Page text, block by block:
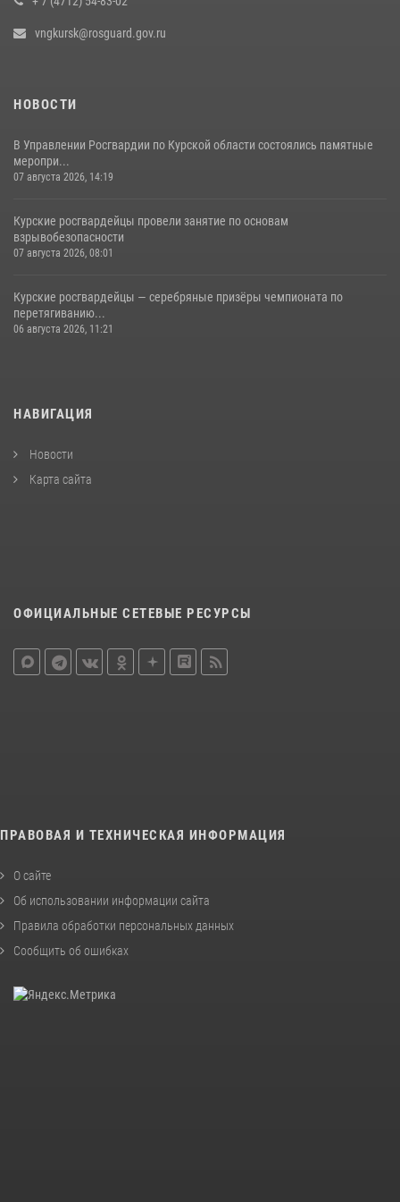
vngkursk@rosguard.gov.ru
НОВОСТИ
В Управлении Росгвардии по Курской области состоялись памятные
меропри...
07 августа 2026, 14:19
Курские росгвардейцы провели занятие по основам
взрывобезопасности
07 августа 2026, 08:01
Курские росгвардейцы — серебряные призёры чемпионата по
перетягиванию...
06 августа 2026, 11:21
НАВИГАЦИЯ
Новости
Карта сайта
ОФИЦИАЛЬНЫЕ СЕТЕВЫЕ РЕСУРСЫ
ПРАВОВАЯ И ТЕХНИЧЕСКАЯ ИНФОРМАЦИЯ
О сайте
Об использовании информации сайта
Правила обработки персональных данных
Сообщить об ошибках